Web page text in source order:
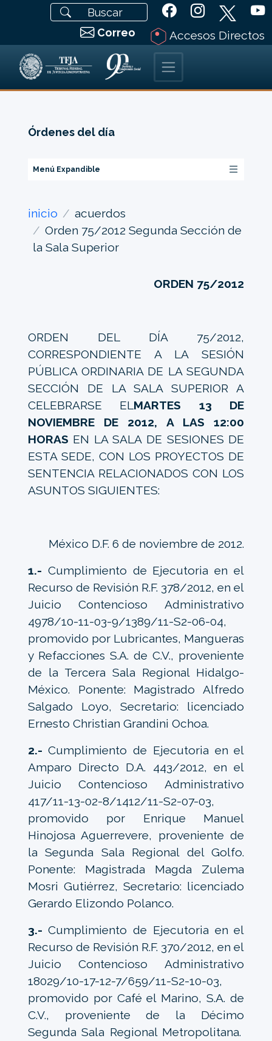
Correo Accesos Directos
Órdenes del día
Menú Expandible
inicio
acuerdos
Orden 75/2012 Segunda Sección de
la Sala Superior
ORDEN 75/2012
ORDEN DEL DÍA 75/2012,
CORRESPONDIENTE A LA SESIÓN
PÚBLICA ORDINARIA DE LA SEGUNDA
SECCIÓN DE LA SALA SUPERIOR A
CELEBRARSE ELMARTES 13 DE
NOVIEMBRE DE 2012, A LAS 12:00
HORAS EN LA SALA DE SESIONES DE
ESTA SEDE, CON LOS PROYECTOS DE
SENTENCIA RELACIONADOS CON LOS
ASUNTOS SIGUIENTES:
México D.F. 6 de noviembre de 2012.
1.- Cumplimiento de Ejecutoria en el
Recurso de Revisión R.F. 378/2012, en el
Juicio Contencioso Administrativo
4978/10-11-03-9/1389/11-S2-06-04,
promovido por Lubricantes, Mangueras
y Refacciones S.A. de C.V., proveniente
de la Tercera Sala Regional Hidalgo-
México. Ponente: Magistrado Alfredo
Salgado Loyo, Secretario: licenciado
Ernesto Christian Grandini Ochoa.
2.- Cumplimiento de Ejecutoria en el
Amparo Directo D.A. 443/2012, en el
Juicio Contencioso Administrativo
417/11-13-02-8/1412/11-S2-07-03,
promovido por Enrique Manuel
Hinojosa Aguerrevere, proveniente de
la Segunda Sala Regional del Golfo.
Ponente: Magistrada Magda Zulema
Mosri Gutiérrez, Secretario: licenciado
Gerardo Elizondo Polanco.
3.- Cumplimiento de Ejecutoria en el
Recurso de Revisión R.F. 370/2012, en el
Juicio Contencioso Administrativo
18029/10-17-12-7/659/11-S2-10-03,
promovido por Café el Marino, S.A. de
C.V., proveniente de la Décimo
Segunda Sala Regional Metropolitana.